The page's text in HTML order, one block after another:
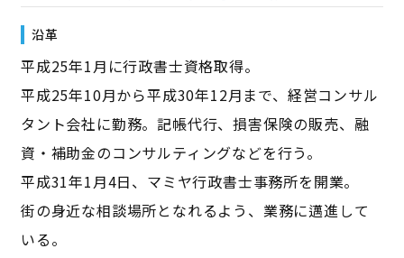
沿革
平成25年1月に行政書士資格取得。
平成25年10月から平成30年12月まで、経営コンサル
タント会社に勤務。記帳代行、損害保険の販売、融
資・補助金のコンサルティングなどを行う。
平成31年1月4日、マミヤ行政書士事務所を開業。
街の身近な相談場所となれるよう、業務に邁進して
いる。